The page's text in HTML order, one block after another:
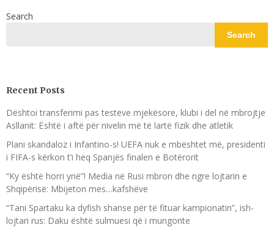
Search
Search
Recent Posts
Dështoi transferimi pas testeve mjekësore, klubi i del në mbrojtje
Asllanit: Është i aftë për nivelin më të lartë fizik dhe atletik
Plani skandaloz i Infantino-s! UEFA nuk e mbështet më, presidenti
i FIFA-s kërkon t’i heq Spanjës finalen e Botërorit
“Ky është horri ynë”! Media në Rusi mbron dhe ngre lojtarin e
Shqipërisë: Mbijeton mes…kafshëve
“Tani Spartaku ka dyfish shanse për të fituar kampionatin”, ish-
lojtari rus: Daku është sulmuesi që i mungonte